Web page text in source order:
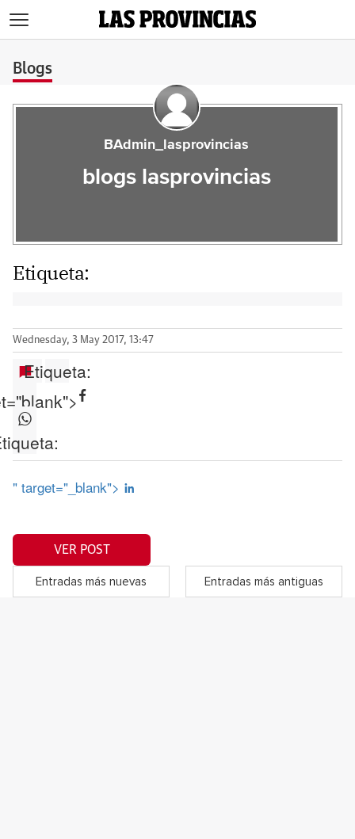
Blogs
BAdmin_lasprovincias
blogs lasprovincias
Etiqueta:
Wednesday, 3 May 2017, 13:47
Etiqueta:
" target="_blank">
VER POST
Entradas más nuevas Entradas más antiguas